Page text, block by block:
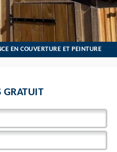
EN COUVERTURE ET PEINTURE
GRATUIT